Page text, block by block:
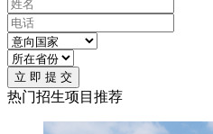
立 即 提 交
热门招生项目推荐